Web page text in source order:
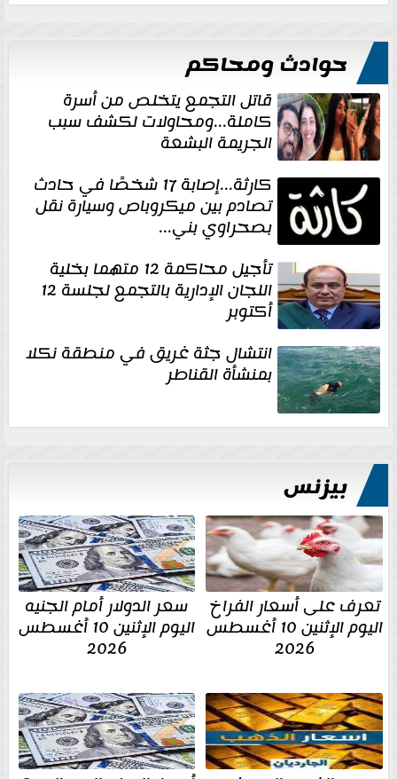
حوادث ومحاكم
قاتل التجمع يتخلص من أسرة
كاملة...ومحاولات لكشف سبب
الجريمة البشعة
كارثة...إصابة 17 شخصًا في حادث
تصادم بين ميكروباص وسيارة نقل
بصحراوي بني...
تأجيل محاكمة 12 متهما بخلية
اللجان الإدارية بالتجمع لجلسة 12
أكتوبر
انتشال جثة غريق في منطقة نكلا
بمنشأة القناطر
بيزنس
تعرف على أسعار الفراخ
اليوم الإثنين 10 أغسطس
2026
سعر الدولار أمام الجنيه
اليوم الإثنين 10 أغسطس
2026